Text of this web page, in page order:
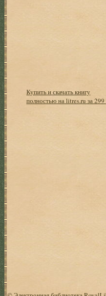
Купить и скачать книгу
полностью на litres.ru за